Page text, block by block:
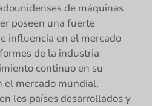
de máquinas
poseen una fuerte
influencia en el mercado
de la industria
continuo en su
el mercado mundial,
los países desarrollados y